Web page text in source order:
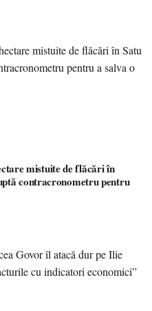
contracronometru pentru